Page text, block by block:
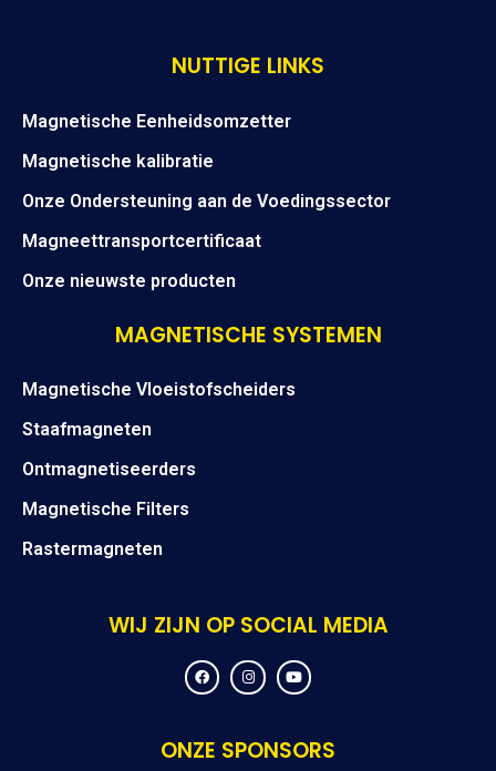
NUTTIGE LINKS
Magnetische Eenheidsomzetter
Magnetische kalibratie
Onze Ondersteuning aan de Voedingssector
Magneettransportcertificaat
Onze nieuwste producten
MAGNETISCHE SYSTEMEN
Magnetische Vloeistofscheiders
Staafmagneten
Ontmagnetiseerders
Magnetische Filters
Rastermagneten
WIJ ZIJN OP SOCIAL MEDIA
F
a
c
o
o
I
n
s
g
r
Y
o
u
b
e
ONZE SPONSORS